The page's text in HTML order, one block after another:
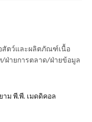
สัตว์และผลิตภัณฑ์เนื้อ
ฝ่ายการตลาด/ฝ่ายข้อมูล
ม พี.พี. เมดดิคอล